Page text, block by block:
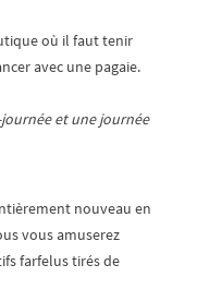
où il faut tenir
avec une pagaie.
et une journée
nouveau en
vous amuserez
farfelus tirés de